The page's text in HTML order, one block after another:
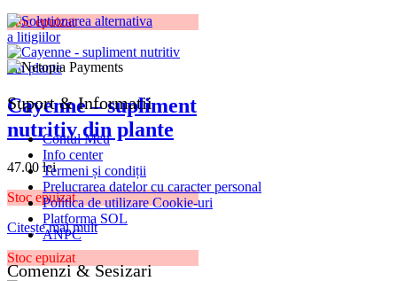
Stoc epuizat
Cayenne – supliment
nutritiv din plante
47.00 lei
Stoc epuizat
Citește mai mult
Stoc epuizat
Suport & Informatii
Contul Meu
Info center
Termeni și condiții
Prelucrarea datelor cu caracter personal
Politica de utilizare Cookie-uri
Platforma SOL
ANPC
Comenzi & Sesizari